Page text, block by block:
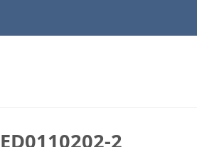
ED0110202-2